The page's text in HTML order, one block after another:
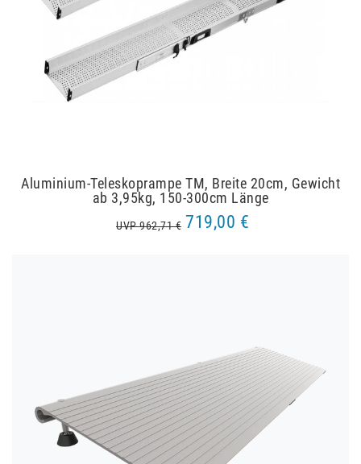
Aluminium-Teleskoprampe TM, Breite 20cm, Gewicht
ab 3,95kg, 150-300cm Länge
UVP 962,71 € 719,00 €